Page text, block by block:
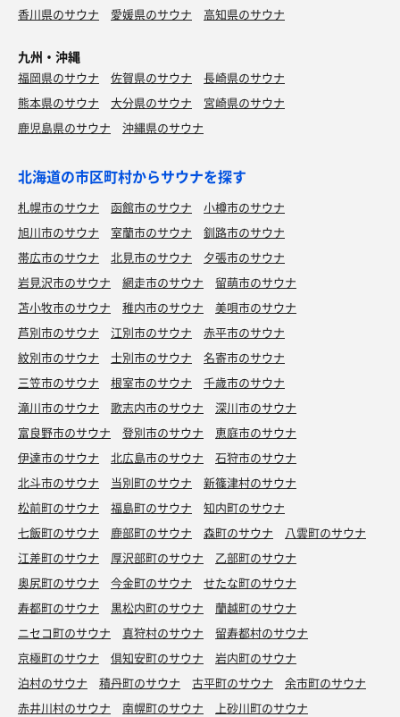
香川県のサウナ 愛媛県のサウナ 高知県のサウナ
九州・沖縄
福岡県のサウナ 佐賀県のサウナ
長崎県のサウナ
熊本県のサウナ
大分県のサウナ
宮崎県のサウナ
鹿児島県のサウナ
沖縄県のサウナ
北海道の市区町村からサウナを探す
札幌市のサウナ 函館市のサウナ
小樽市のサウナ
旭川市のサウナ
室蘭市のサウナ
釧路市のサウナ
帯広市のサウナ
北見市のサウナ
夕張市のサウナ
岩見沢市のサウナ
網走市のサウナ
留萌市のサウナ
苫小牧市のサウナ
稚内市のサウナ
美唄市のサウナ
芦別市のサウナ
江別市のサウナ
赤平市のサウナ
紋別市のサウナ
士別市のサウナ
名寄市のサウナ
三笠市のサウナ
根室市のサウナ
千歳市のサウナ
滝川市のサウナ
歌志内市のサウナ
深川市のサウナ
富良野市のサウナ
登別市のサウナ
恵庭市のサウナ
伊達市のサウナ
北広島市のサウナ
石狩市のサウナ
北斗市のサウナ
当別町のサウナ
新篠津村のサウナ
松前町のサウナ
福島町のサウナ
知内町のサウナ
七飯町のサウナ
鹿部町のサウナ 森町のサウナ
八雲町のサウナ
江差町のサウナ
厚沢部町のサウナ
乙部町のサウナ
奥尻町のサウナ
今金町のサウナ
せたな町のサウナ
寿都町のサウナ
黒松内町のサウナ
蘭越町のサウナ
ニセコ町のサウナ
真狩村のサウナ
留寿都村のサウナ
京極町のサウナ
倶知安町のサウナ
岩内町のサウナ
泊村のサウナ
積丹町のサウナ 古平町のサウナ
余市町のサウナ
赤井川村のサウナ
南幌町のサウナ
上砂川町のサウナ